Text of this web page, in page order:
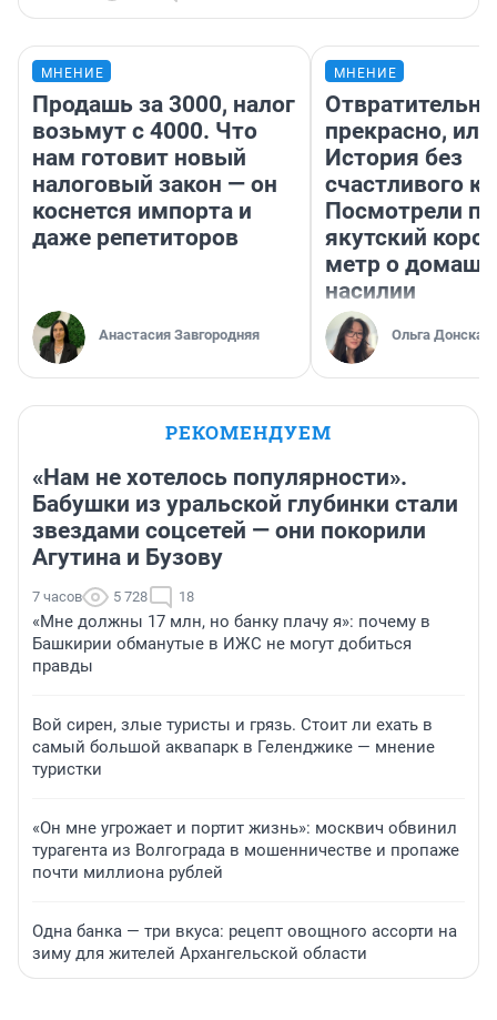
МНЕНИЕ
Продашь за 3000, налог
возьмут с 4000. Что
нам готовит новый
налоговый закон — он
коснется импорта и
даже репетиторов
Анастасия Завгородняя
МНЕНИЕ
Отвратительно
прекрасно, или
История без
счастливого
Посмотрели
якутский
метр о
насилии
Ольга Донская
РЕКОМЕНДУЕМ
«Нам не хотелось популярности».
Бабушки из уральской глубинки стали
звездами соцсетей — они покорили
Агутина и Бузову
7 часов 5 728 18
«Мне должны 17 млн, но банку плачу я»: почему в
Башкирии обманутые в ИЖС не могут добиться
правды
Вой сирен, злые туристы и грязь. Стоит ли ехать в
самый большой аквапарк в Геленджике — мнение
туристки
«Он мне угрожает и портит жизнь»: москвич обвинил
турагента из Волгограда в мошенничестве и пропаже
почти миллиона рублей
Одна банка — три вкуса: рецепт овощного ассорти на
зиму для жителей Архангельской области